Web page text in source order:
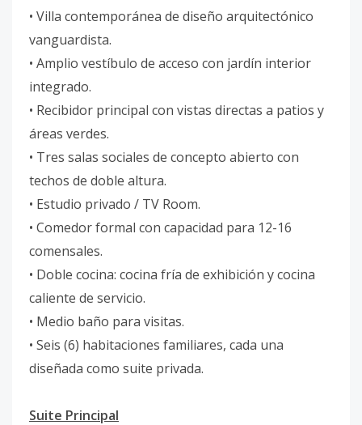
• Villa contemporánea de diseño arquitectónico
vanguardista.
• Amplio vestíbulo de acceso con jardín interior
integrado.
• Recibidor principal con vistas directas a patios y
áreas verdes.
• Tres salas sociales de concepto abierto con
techos de doble altura.
• Estudio privado / TV Room.
• Comedor formal con capacidad para 12-16
comensales.
• Doble cocina: cocina fría de exhibición y cocina
caliente de servicio.
• Medio baño para visitas.
• Seis (6) habitaciones familiares, cada una
diseñada como suite privada.
Suite Principal